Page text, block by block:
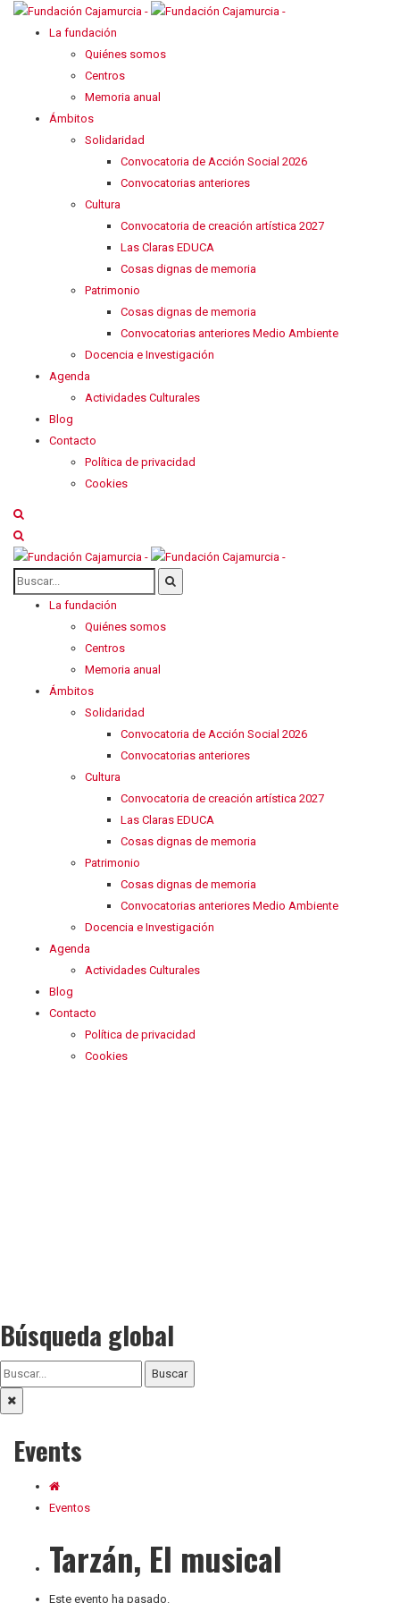
La fundación
Quiénes somos
Centros
Memoria anual
Ámbitos
Solidaridad
Convocatoria de Acción Social 2026
Convocatorias anteriores
Cultura
Convocatoria de creación artística 2027
Las Claras EDUCA
Cosas dignas de memoria
Patrimonio
Cosas dignas de memoria
Convocatorias anteriores Medio Ambiente
Docencia e Investigación
Agenda
Actividades Culturales
Blog
Contacto
Política de privacidad
Cookies
La fundación
Quiénes somos
Centros
Memoria anual
Ámbitos
Solidaridad
Convocatoria de Acción Social 2026
Convocatorias anteriores
Cultura
Convocatoria de creación artística 2027
Las Claras EDUCA
Cosas dignas de memoria
Patrimonio
Cosas dignas de memoria
Convocatorias anteriores Medio Ambiente
Docencia e Investigación
Agenda
Actividades Culturales
Blog
Contacto
Política de privacidad
Cookies
Búsqueda global
Buscar
Events
Eventos
Tarzán, El musical
Este evento ha pasado.